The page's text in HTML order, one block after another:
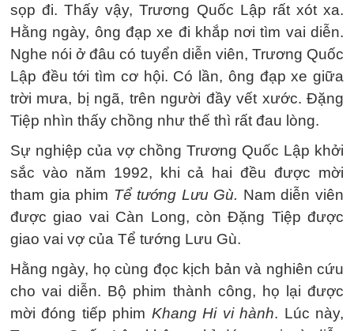
sọp đi. Thấy vậy, Trương Quốc Lập rất xót xa.
Hằng ngày, ông đạp xe đi khắp nơi tìm vai diễn.
Nghe nói ở đâu có tuyển diễn viên, Trương Quốc
Lập đều tới tìm cơ hội. Có lần, ông đạp xe giữa
trời mưa, bị ngã, trên người đầy vết xước. Đặng
Tiệp nhìn thấy chồng như thế thì rất đau lòng.
Sự nghiệp của vợ chồng Trương Quốc Lập khởi
sắc vào năm 1992, khi cả hai đều được mời
tham gia phim Tể tướng Lưu Gù. Nam diễn viên
được giao vai Càn Long, còn Đặng Tiệp được
giao vai vợ của Tể tướng Lưu Gù.
Hằng ngày, họ cùng đọc kịch bản và nghiên cứu
cho vai diễn. Bộ phim thành công, họ lại được
mời đóng tiếp phim Khang Hi vi hành. Lúc này,